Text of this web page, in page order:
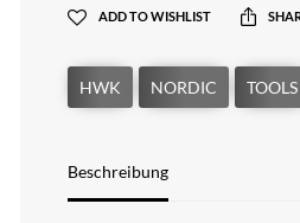
ADD TO WISHLIST
Beschreibung